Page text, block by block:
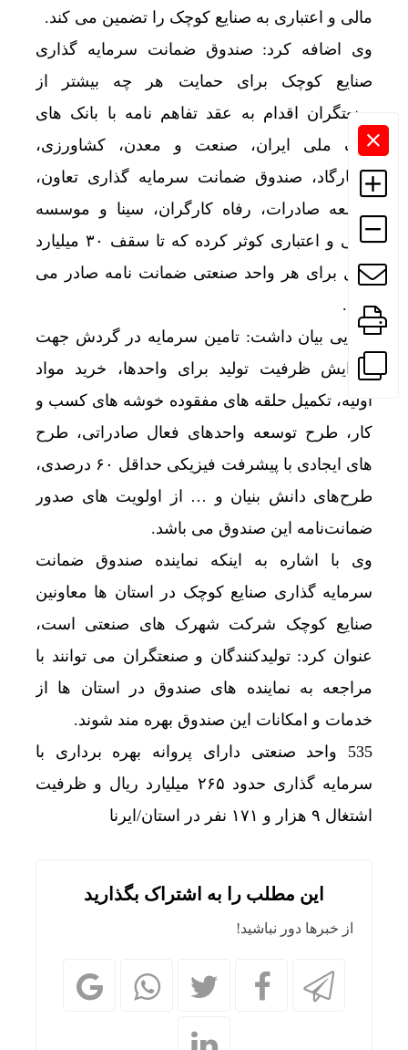
مالی و اعتباری به صنایع کوچک را تضمین می کند.
وی اضافه کرد: صندوق ضمانت سرمایه گذاری
صنایع کوچک برای حمایت هر چه بیشتر از
صنعتگران اقدام به عقد تفاهم نامه با بانک های
بانک ملی ایران، صنعت و معدن، کشاورزی،
پاسارگاد، صندوق ضمانت سرمایه گذاری تعاون،
توسعه صادرات، رفاه کارگران، سینا و موسسه
مالی و اعتباری کوثر کرده که تا سقف ۳۰ میلیارد
ریال برای هر واحد صنعتی ضمانت نامه صادر می
کنند.
دارایی بیان داشت: تامین سرمایه در گردش جهت
افزایش ظرفیت تولید برای واحدها، خرید مواد
اولیه، تکمیل حلقه ‌های مفقوده خوشه ‌های کسب و
کار، طرح توسعه واحدهای فعال صادراتی، طرح
های ایجادی با پیشرفت فیزیکی حداقل ۶۰ درصدی،
طرح‌های دانش بنیان و … از اولویت های صدور
ضمانت‌نامه این صندوق می باشد.
وی با اشاره به اینکه نماینده صندوق ضمانت
سرمایه گذاری صنایع کوچک در استان ها معاونین
صنایع کوچک شرکت شهرک های صنعتی است،
عنوان کرد: تولیدکنندگان و صنعتگران می توانند با
مراجعه به نماینده های صندوق در استان ها از
خدمات و امکانات این صندوق بهره مند شوند.
535 واحد صنعتی دارای پروانه بهره برداری با
سرمایه گذاری حدود ۲۶۵ میلیارد ریال و ظرفیت
اشتغال ۹ هزار و ۱۷۱ نفر در استان/ایرنا
این مطلب را به اشتراک بگذارید
از خبرها دور نباشید!